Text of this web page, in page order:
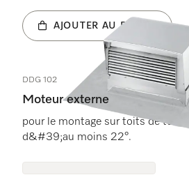
AJOUTER AU PANIER
DDG 102
Moteur externe
pour le montage sur toits de
d&#39;au moins 22°.